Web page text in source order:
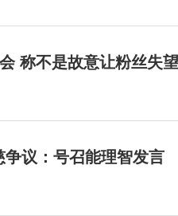
称不是故意让粉丝失望
议：号召能理智发言